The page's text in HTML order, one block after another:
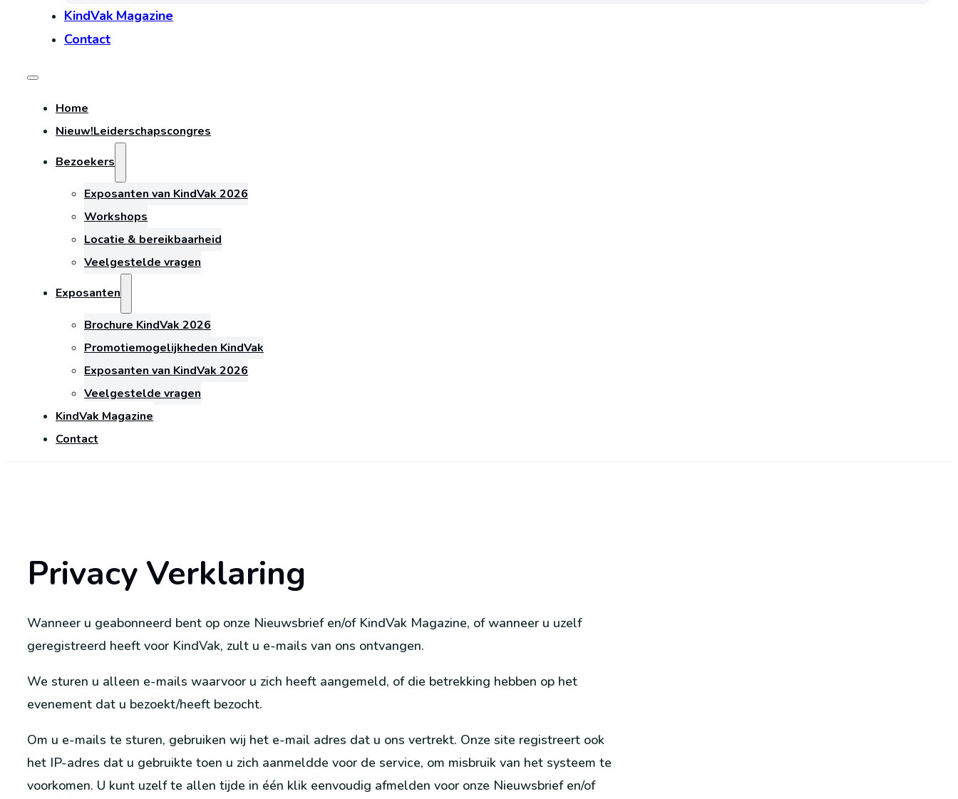
KindVak Magazine
Contact
Home
Nieuw!Leiderschapscongres
Bezoekers
Exposanten van KindVak 2026
Workshops
Locatie & bereikbaarheid
Veelgestelde vragen
Exposanten
Brochure KindVak 2026
Promotiemogelijkheden KindVak
Exposanten van KindVak 2026
Veelgestelde vragen
KindVak Magazine
Contact
Privacy Verklaring
Wanneer u geabonneerd bent op onze Nieuwsbrief en/of KindVak Magazine, of wanneer u uzelf
geregistreerd heeft voor KindVak, zult u e-mails van ons ontvangen.
We sturen u alleen e-mails waarvoor u zich heeft aangemeld, of die betrekking hebben op het
evenement dat u bezoekt/heeft bezocht.
Om u e-mails te sturen, gebruiken wij het e-mail adres dat u ons vertrekt. Onze site registreert ook
het IP-adres dat u gebruikte toen u zich aanmeldde voor de service, om misbruik van het systeem te
voorkomen. U kunt uzelf te allen tijde in één klik eenvoudig afmelden voor onze Nieuwsbrief en/of